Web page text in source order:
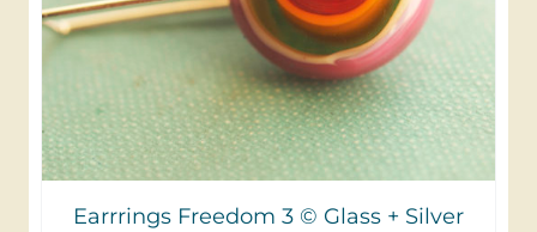
Earrrings Freedom 3 © Glass + Silver